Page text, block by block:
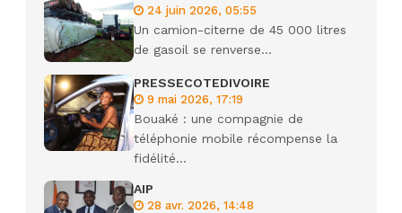
24 juin 2026, 05:55
Un camion-citerne de 45 000 litres
de gasoil se renverse...
PRESSECOTEDIVOIRE
9 mai 2026, 17:19
Bouaké : une compagnie de
téléphonie mobile récompense la
fidélité...
AIP
28 avr. 2026, 14:48